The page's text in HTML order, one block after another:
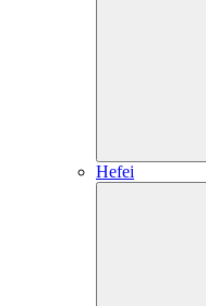
Hefei